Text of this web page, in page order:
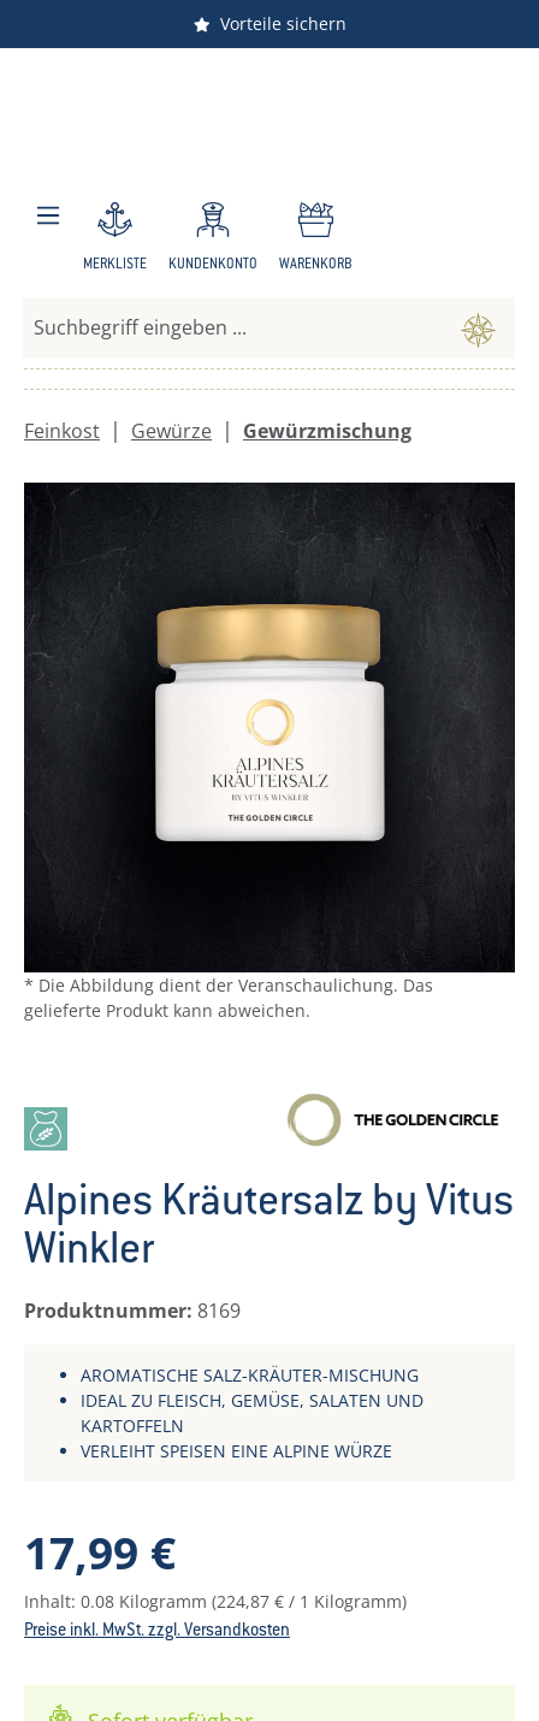
Zum Hauptinhalt springen
Vorteile sichern
MERKLISTE KUNDENKONTO WARENKORB
Feinkost | Gewürze | Gewürzmischung
Bildergalerie überspringen
* Die Abbildung dient der Veranschaulichung. Das
gelieferte Produkt kann abweichen.
Alpines Kräutersalz by Vitus
Winkler
Produktnummer: 8169
AROMATISCHE SALZ-KRÄUTER-MISCHUNG
IDEAL ZU FLEISCH, GEMÜSE, SALATEN UND
KARTOFFELN
VERLEIHT SPEISEN EINE ALPINE WÜRZE
Regulärer Preis:
17,99 €
Inhalt: 0.08 Kilogramm (224,87 € / 1 Kilogramm)
Preise inkl. MwSt. zzgl. Versandkosten